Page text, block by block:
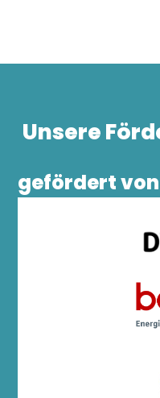
Unsere
gefördert von